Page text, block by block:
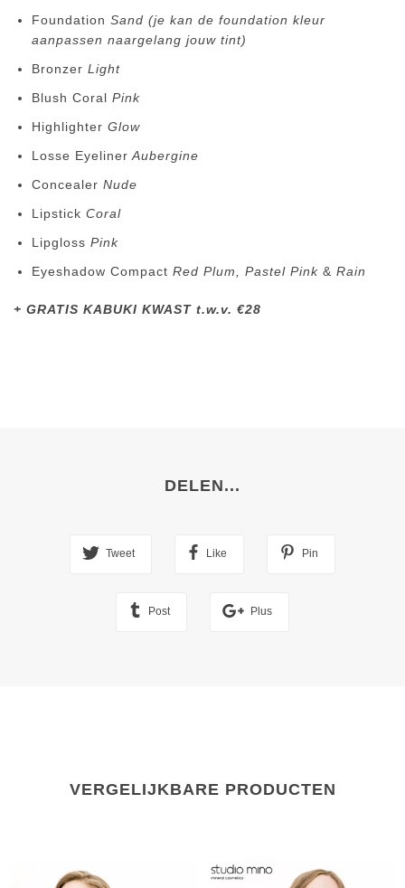
Foundation Sand (je kan de foundation kleur
aanpassen naargelang jouw tint)
Bronzer Light
Blush Coral Pink
Highlighter Glow
Losse Eyeliner Aubergine
Concealer Nude
Lipstick Coral
Lipgloss Pink
Eyeshadow Compact Red Plum, Pastel Pink & Rain
+ GRATIS KABUKI KWAST t.w.v. €28
DELEN...
Tweet Like Pin
Post Plus
VERGELIJKBARE PRODUCTEN